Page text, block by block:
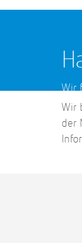
Wir
Wir
der